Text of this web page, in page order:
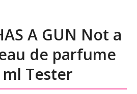
A GUN Not a
de parfume
ml Tester